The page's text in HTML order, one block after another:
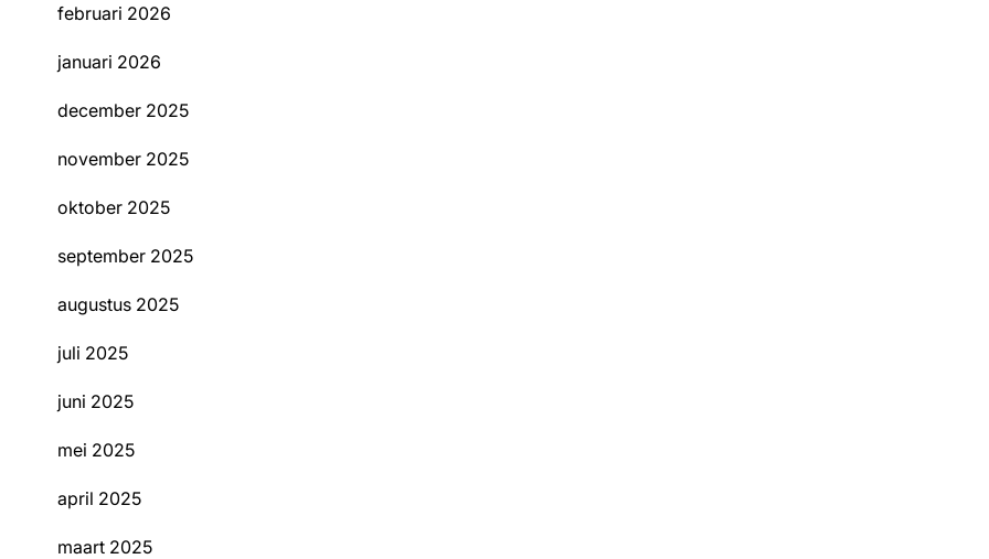
februari 2026
januari 2026
december 2025
november 2025
oktober 2025
september 2025
augustus 2025
juli 2025
juni 2025
mei 2025
april 2025
maart 2025